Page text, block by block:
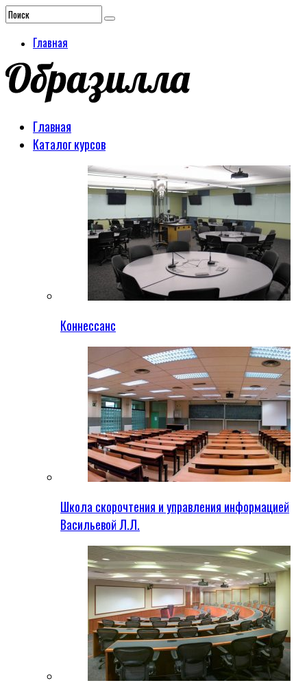
Главная
Главная
Каталог курсов
Коннессанс
Школа скорочтения и управления информацией
Васильевой Л.Л.